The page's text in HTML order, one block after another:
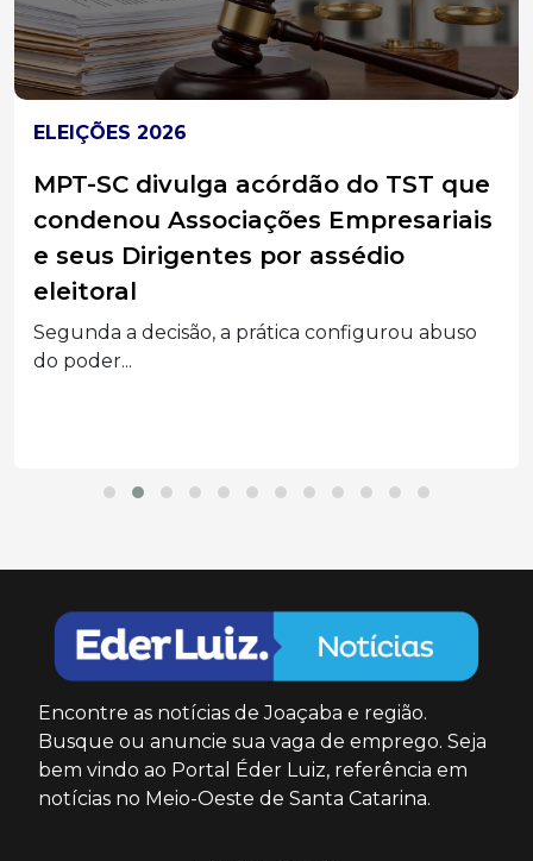
ELEIÇÕES 2026
MPT-SC divulga acórdão do TST que
condenou Associações Empresariais
e seus Dirigentes por assédio
eleitoral
Segunda a decisão, a prática configurou abuso
do poder...
Encontre as notícias de Joaçaba e região.
Busque ou anuncie sua vaga de emprego. Seja
bem vindo ao Portal Éder Luiz, referência em
notícias no Meio-Oeste de Santa Catarina.